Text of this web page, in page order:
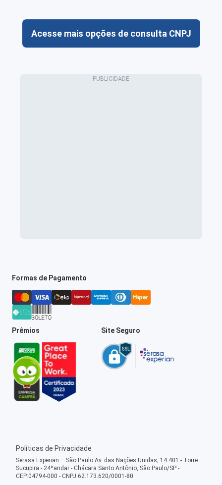
Acesse mais opções de consulta CNPJ
Formas de Pagamento
Prêmios Site Seguro
Políticas de Privacidade
Serasa Experian – São Paulo Av. das Nações Unidas, 14.401 - Torre
Sucupira - 24ºandar - Chácara Santo Antônio, São Paulo/SP -
CEP:04794-000 - CNPJ 62.173.620/0001-80